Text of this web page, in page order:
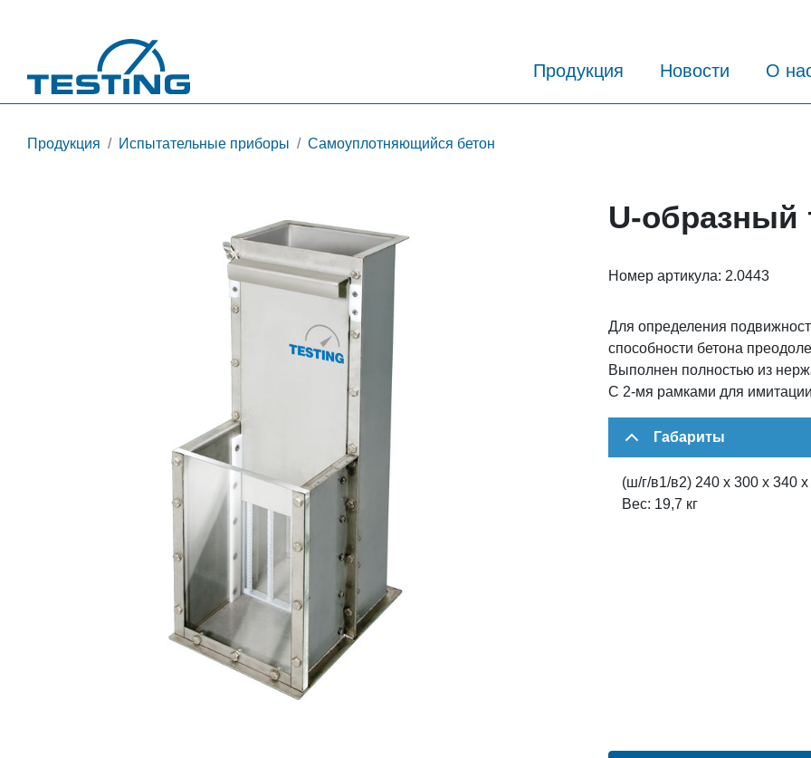
Продукция Новости О
Продукция Испытательные приборы Самоуплотняющийся бетон
U-образный
Номер артикула: 2.0443
Для определения
способности бетона
Выполнен полностью из
С 2-мя рамками для
Габариты
(ш/г/в1/в2) 240 х 300 х 340
Вес: 19,7 кг